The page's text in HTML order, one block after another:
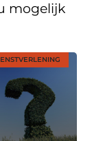
mogelijk